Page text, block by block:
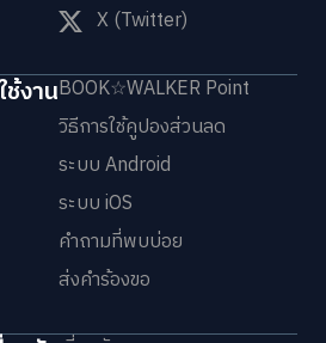
X (Twitter)
ช้งานBOOK☆WALKER Point
วิธีการใช้คูปองส่วนลด
ระบบ Android
ระบบ iOS
คำถามที่พบบ่อย
ส่งคำร้องขอ